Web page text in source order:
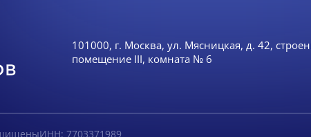
101000, г. Москва, ул. Мясницкая, д. 42,
помещение III, комната № 6
ИНН: 7703371989